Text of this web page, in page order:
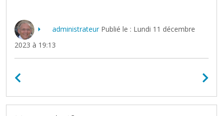
administrateurPublié le : Lundi 11 décembre
2023 à 19:13